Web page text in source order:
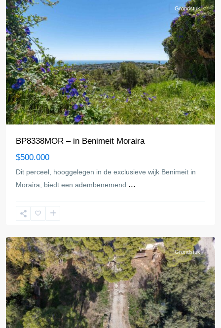
Grondstuk
BP8338MOR – in Benimeit Moraira
$500.000
Dit perceel, hooggelegen in de exclusieve wijk Benimeit in
Moraira, biedt een adembenemend ...
Grondstuk